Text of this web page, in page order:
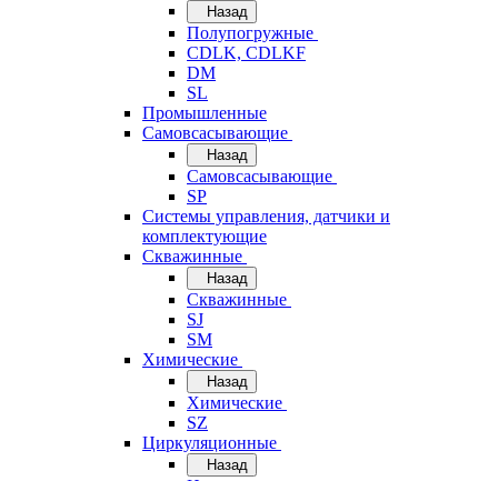
Назад
Полупогружные
CDLK, CDLKF
DM
SL
Промышленные
Самовсасывающие
Назад
Самовсасывающие
SP
Системы управления, датчики и
комплектующие
Скважинные
Назад
Скважинные
SJ
SM
Химические
Назад
Химические
SZ
Циркуляционные
Назад